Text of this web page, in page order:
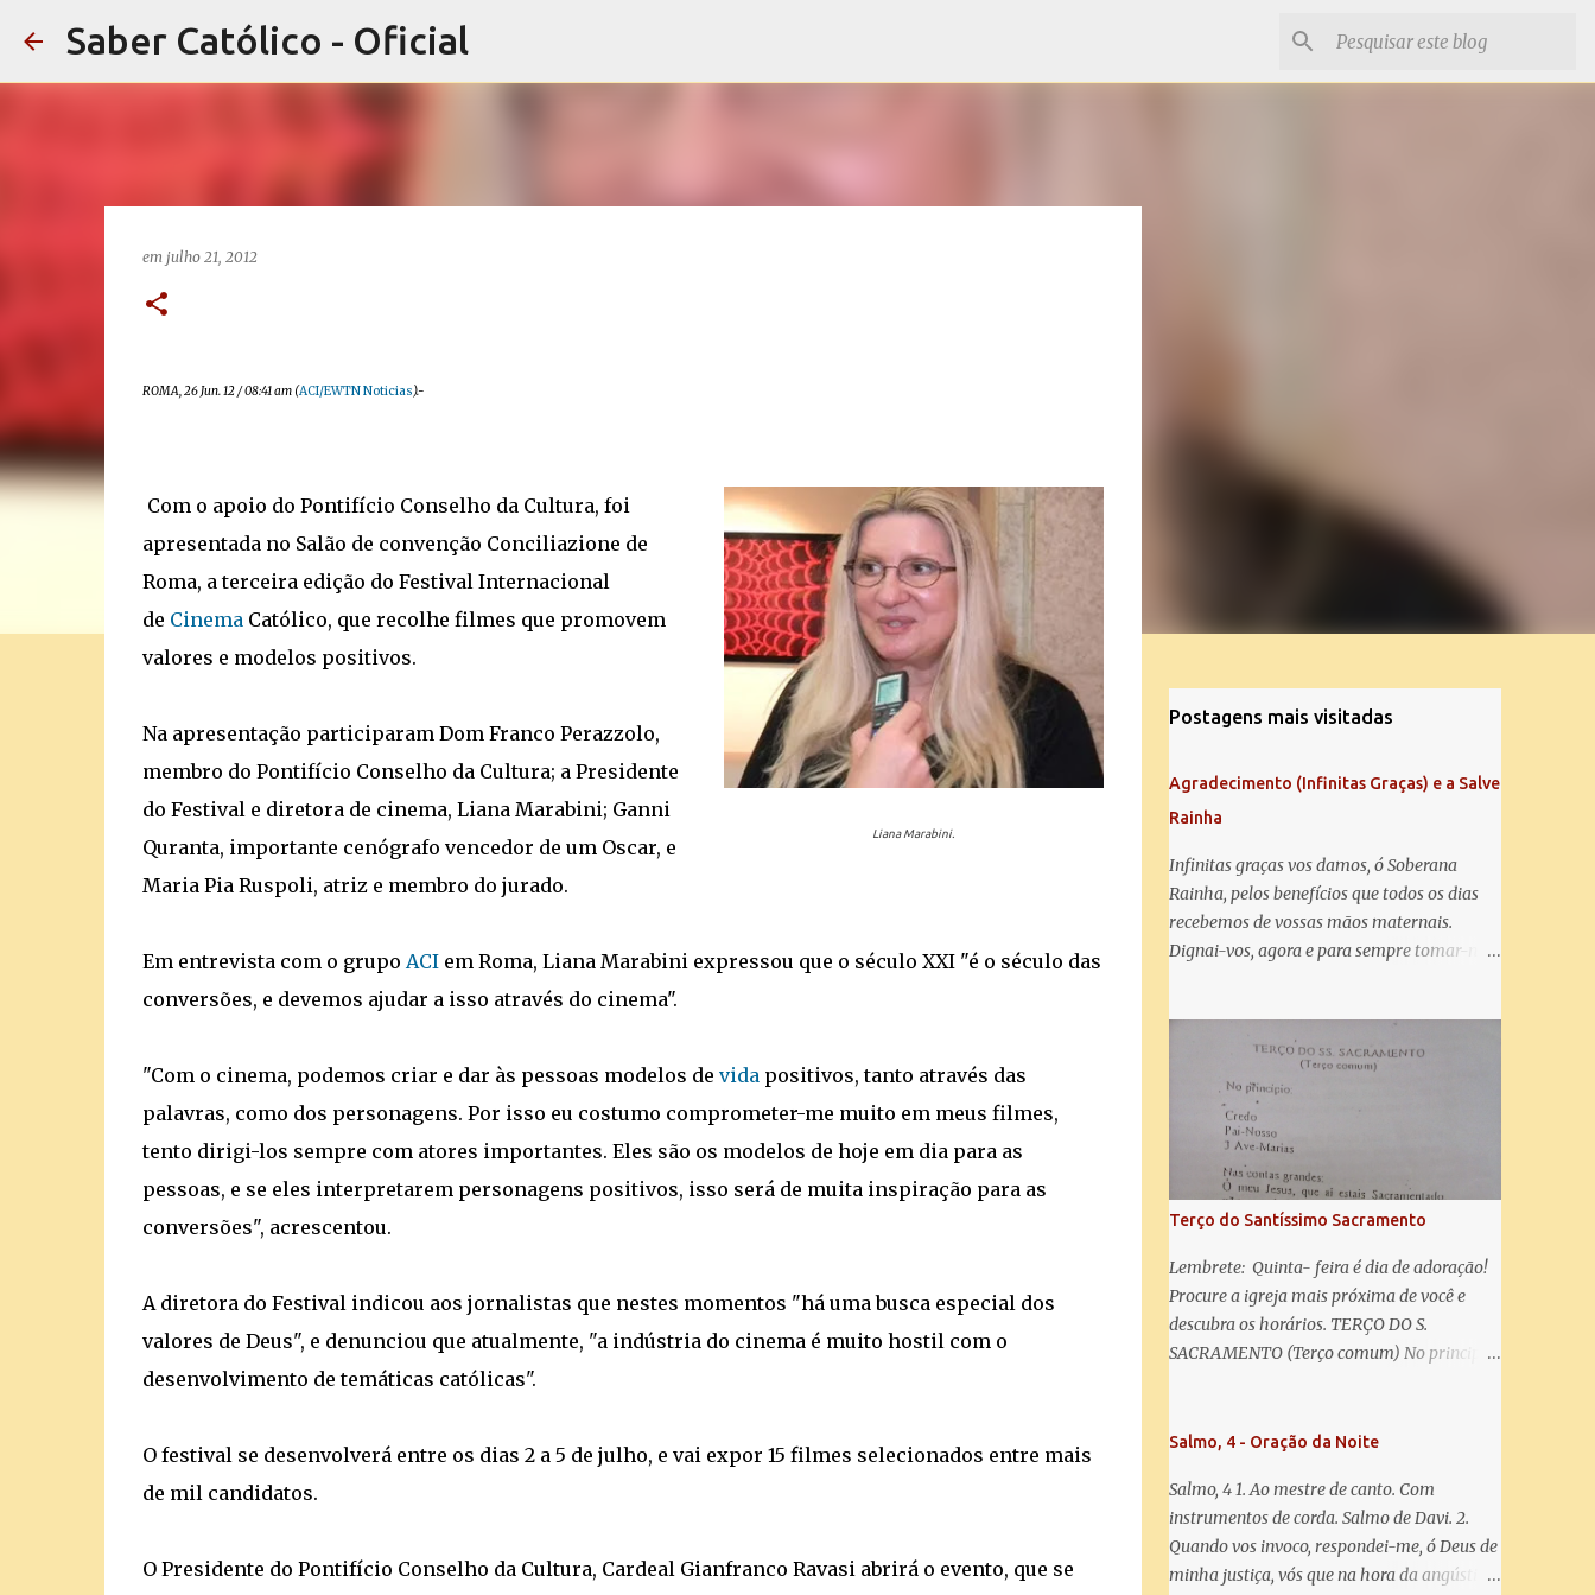
Saber Católico - Oficial
em julho 21, 2012
ROMA, 26 Jun. 12 / 08:41 am (ACI/EWTN Noticias).-
Liana Marabini.
Com o apoio do Pontifício Conselho da Cultura, foi
apresentada no Salão de convenção Conciliazione de
Roma, a terceira edição do Festival Internacional
de CinemaCatólico, que recolhe filmes que promovem
valores e modelos positivos.
Na apresentação participaram Dom Franco Perazzolo,
membro do Pontifício Conselho da Cultura; a Presidente
do Festival e diretora de cinema, Liana Marabini; Ganni
Quranta, importante cenógrafo vencedor de um Oscar, e
Maria Pia Ruspoli, atriz e membro do jurado.
Em entrevista com o grupo ACIem Roma, Liana Marabini expressou que o século XXI "é o século das
conversões, e devemos ajudar a isso através do cinema".
"Com o cinema, podemos criar e dar às pessoas modelos de vidapositivos, tanto através das
palavras, como dos personagens. Por isso eu costumo comprometer-me muito em meus filmes,
tento dirigi-los sempre com atores importantes. Eles são os modelos de hoje em dia para as
pessoas, e se eles interpretarem personagens positivos, isso será de muita inspiração para as
conversões", acrescentou.
A diretora do Festival indicou aos jornalistas que nestes momentos "há uma busca especial dos
valores de Deus", e denunciou que atualmente, "a indústria do cinema é muito hostil com o
desenvolvimento de temáticas católicas".
O festival se desenvolverá entre os dias 2 a 5 de julho, e vai expor 15 filmes selecionados entre mais
de mil candidatos.
O Presidente do Pontifício Conselho da Cultura, Cardeal Gianfranco Ravasi abrirá o evento, que se
Postagens mais visitadas
Agradecimento (Infinitas Graças) e a Salve
Rainha
Infinitas graças vos damos, ó Soberana
Rainha, pelos benefícios que todos os dias
recebemos de vossas mãos maternais.
Dignai-vos, agora e para sempre tomar-nos
Salve Rainha: Salve Rainha , Mãe de
misericórdia, vida, doçura, esperança nossa,
salve! A vós bradamos os degredados filhos
de Eva, a vós suspiramos, gemendo e
chorando neste vale de lágrimas. Eia, pois,
Advogada nossa, estes vossos olhos
misericordiosos a nós volvei, e depois deste
desterro, mostrai-nos Jesus. Bendito é o
fruto do vosso ventre, ó clemente, ó piedosa,
ó doce e sempre Virgem Maria. Rogai por
nós Santa Mãe de Deus. Para que sejamos
dignos das promessas de Cristo. Amém.
Terço do Santíssimo Sacramento
Lembrete: Quinta- feira é dia de adoração!
Procure a igreja mais próxima de você e
descubra os horários. TERÇO DO S.
SACRAMENTO (Terço comum) No principio:
Sacramentado, não permitais que eu viva
coração ao Vosso e o Vosso ao meu, e, nem
sem Vós morra eu! Nas contas pequenas:
Sacramento de Amor! Misericórdia Senhor!
Glória ao Pai: Cristo pão da vida e remédio
Salmo, 4 - Oração da Noite
Salmo, 4 1. Ao mestre de canto. Com
instrumentos de corda. Salmo de Davi. 2.
Quando vos invoco, respondei-me, ó Deus de
minha justiça, vós que na hora da angústia